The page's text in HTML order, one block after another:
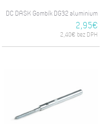
DC DASK Gombík DG32 aluminium
2,95€
2,40€ bez DPH